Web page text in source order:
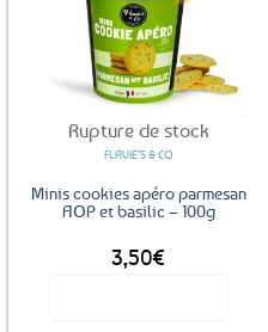
aux
favoris
Rupture de stock
FLAVIE'S & CO
Minis cookies apéro parmesan
AOP et basilic – 100g
3,50€